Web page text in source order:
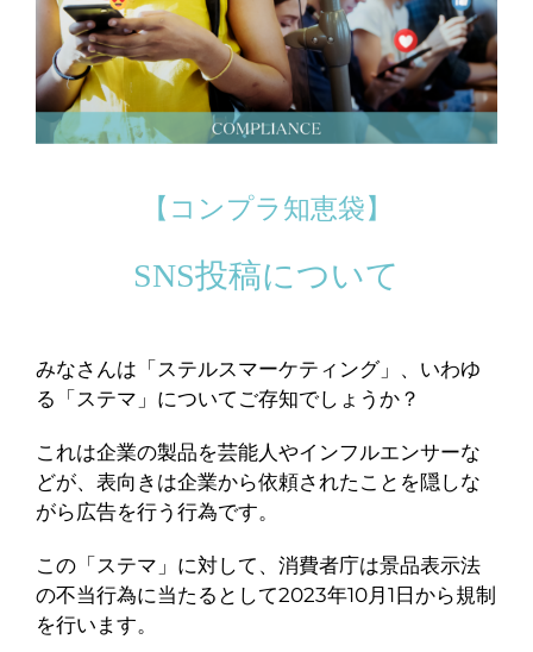
【コンプラ知恵袋】
SNS投稿について
みなさんは「ステルスマーケティング」、いわゆ
る「ステマ」についてご存知でしょうか？
これは企業の製品を芸能人やインフルエンサーな
どが、表向きは企業から依頼されたことを隠しな
がら広告を行う行為です。
この「ステマ」に対して、消費者庁は景品表示法
の不当行為に当たるとして2023年10月1日から規制
を行います。